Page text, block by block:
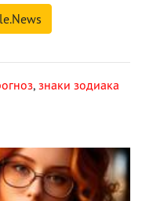
, знаки зодиака